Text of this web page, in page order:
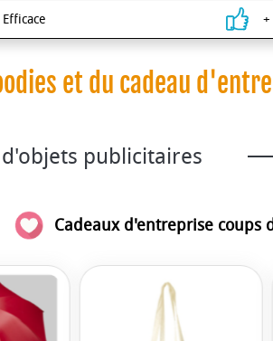
et du cadeau
publicitaires
Cadeaux d'entreprise coups